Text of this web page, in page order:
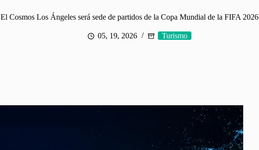
El Cosmos Los Ángeles será sede de partidos de la Copa Mundial de la FIFA 2026
05, 19, 2026 Turismo